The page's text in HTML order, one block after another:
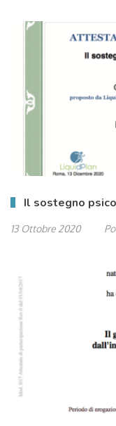
Il sostegno
13 Ottobre 2020